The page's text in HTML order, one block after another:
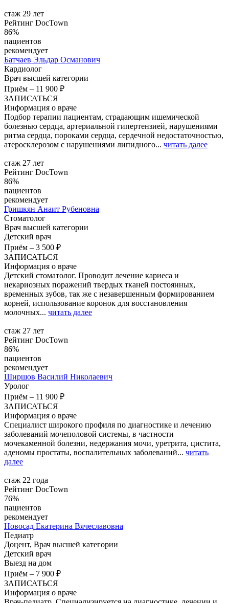
стаж 29 лет
Рейтинг DocTown
86%
пациентов
рекомендует
Батчаев Эльдар Османович
Кардиолог
Врач высшей категории
Приём – 11 900 ₽
ЗАПИСАТЬСЯ
Информация о враче
Подбор терапии пациентам, страдающим ишемической
болезнью сердца, артериальной гипертензией, нарушениями
ритма сердца, пороками сердца, сердечной недостаточностью,
атеросклерозом с нарушениями липидного... читать далее
стаж 27 лет
Рейтинг DocTown
86%
пациентов
рекомендует
Гришкян Анаит Рубеновна
Стоматолог
Врач высшей категории
Детский врач
Приём – 3 500 ₽
ЗАПИСАТЬСЯ
Информация о враче
Детский стоматолог. Проводит лечение кариеса и
некариозных поражений твердых тканей постоянных,
временных зубов, так же с незавершенным формированием
корней, использование коронок для восстановления
молочных... читать далее
стаж 27 лет
Рейтинг DocTown
86%
пациентов
рекомендует
Ширшов Василий Николаевич
Уролог
Приём – 11 900 ₽
ЗАПИСАТЬСЯ
Информация о враче
Специалист широкого профиля по диагностике и лечению
заболеваний мочеполовой системы, в частности
мочекаменной болезни, недержания мочи, уретрита, цистита,
аденомы простаты, воспалительных заболеваний... читать
далее
стаж 22 года
Рейтинг DocTown
76%
пациентов
рекомендует
Новосад Екатерина Вячеславовна
Педиатр
Доцент, Врач высшей категории
Детский врач
Выезд на дом
Приём – 7 900 ₽
ЗАПИСАТЬСЯ
Информация о враче